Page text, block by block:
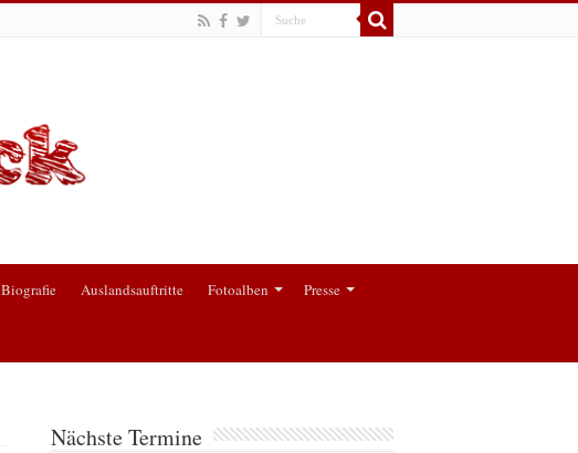
Biografie Auslandsauftritte Fotoalben Presse
Nächste Termine